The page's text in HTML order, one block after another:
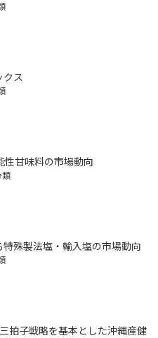
クス
性甘味料の市場動向
類
殊製法塩・輸入塩の市場動向
三拍子戦略を基本とした沖縄産健